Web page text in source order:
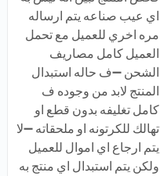
اي عيب صناعه يتم ارساله
مره اخري للعميل مع تحمل
العميل كامل مصاريف
الشحن ➖ف حاله استبدال
المنتج لابد من وجوده ف
كامل تغليفه بدون قطع او
تهالك للكرتونه او ملحقاته ➖لا
يتم ارجاع اي اموال للعميل
ولكن يتم استبدال اي منتج به